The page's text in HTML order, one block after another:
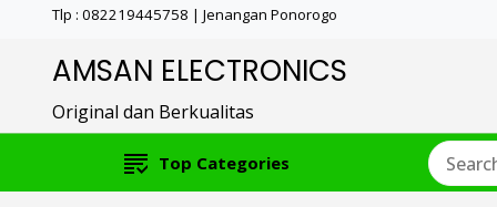
Tlp : 082219445758 | Jenangan Ponorogo
AMSAN ELECTRONICS
Original dan Berkualitas
Top Categories